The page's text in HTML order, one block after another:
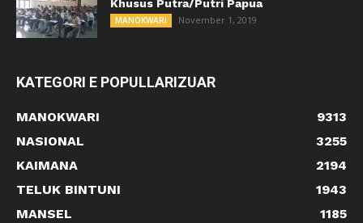
Khusus Putra/Putri Papua
MANOKWARI November 1, 2019
KATEGORI E POPULLARIZUAR
MANOKWARI
9313
NASIONAL
3255
KAIMANA
2194
TELUK BINTUNI
1943
MANSEL
1185